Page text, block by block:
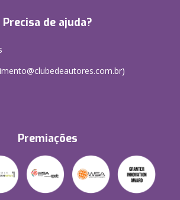
Precisa de ajuda?
Premiações